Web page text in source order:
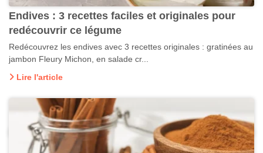
Endives : 3 recettes faciles et originales pour
redécouvrir ce légume
Redécouvrez les endives avec 3 recettes originales : gratinées au
jambon Fleury Michon, en salade cr...
Lire l'article